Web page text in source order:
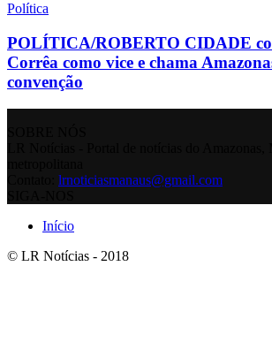
Política
POLÍTICA/ROBERTO CIDADE
Corrêa como vice e chama
convenção
lrnoticiasmanaus@gmail.com
Início
© LR Notícias - 2018